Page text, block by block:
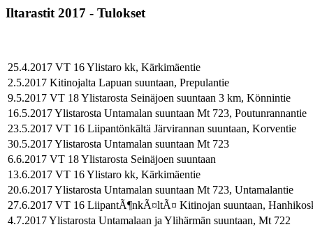
Iltarastit 2017 - Tulokset
25.4.2017 VT 16 Ylistaro kk, Kärkimäentie
2.5.2017 Kitinojalta Lapuan suuntaan, Prepulantie
9.5.2017 VT 18 Ylistarosta Seinäjoen suuntaan 3 km, Könnintie
16.5.2017 Ylistarosta Untamalan suuntaan Mt 723, Poutunrannantie
23.5.2017 VT 16 Liipantönkältä Järvirannan suuntaan, Korventie
30.5.2017 Ylistarosta Untamalan suuntaan Mt 723
6.6.2017 VT 18 Ylistarosta Seinäjoen suuntaan
13.6.2017 VT 16 Ylistaro kk, Kärkimäentie
20.6.2017 Ylistarosta Untamalan suuntaan Mt 723, Untamalantie
27.6.2017 VT 16 LiipantÃ¶nkÃ¤ltÃ¤ Kitinojan suuntaan,
4.7.2017 Ylistarosta Untamalaan ja Ylihärmän suuntaan, Mt 722